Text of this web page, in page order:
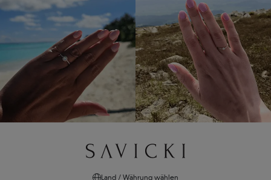
Land / Währung wählen